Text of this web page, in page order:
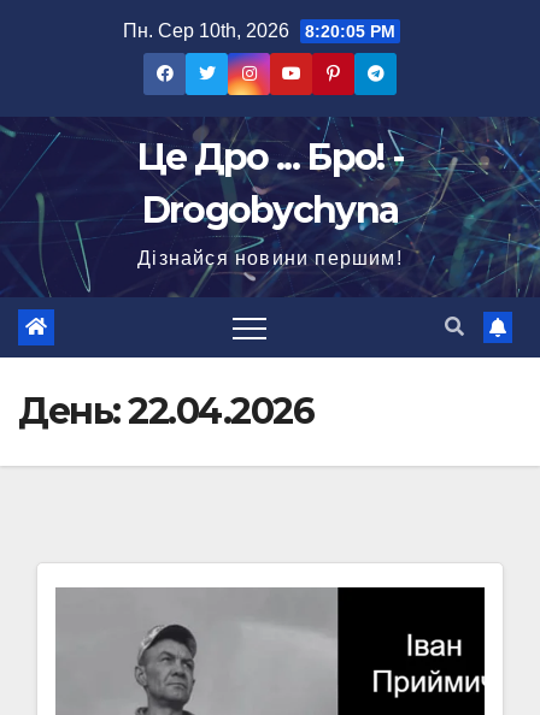
Пн. Сер 10th, 2026 8:20:06 PM
Це Дро ... Бро! -
Drogobychyna
Дізнайся новини першим!
День:22.04.2026